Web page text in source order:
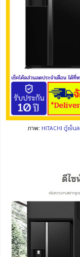
ภาพ: HITACHI ตู้เย็